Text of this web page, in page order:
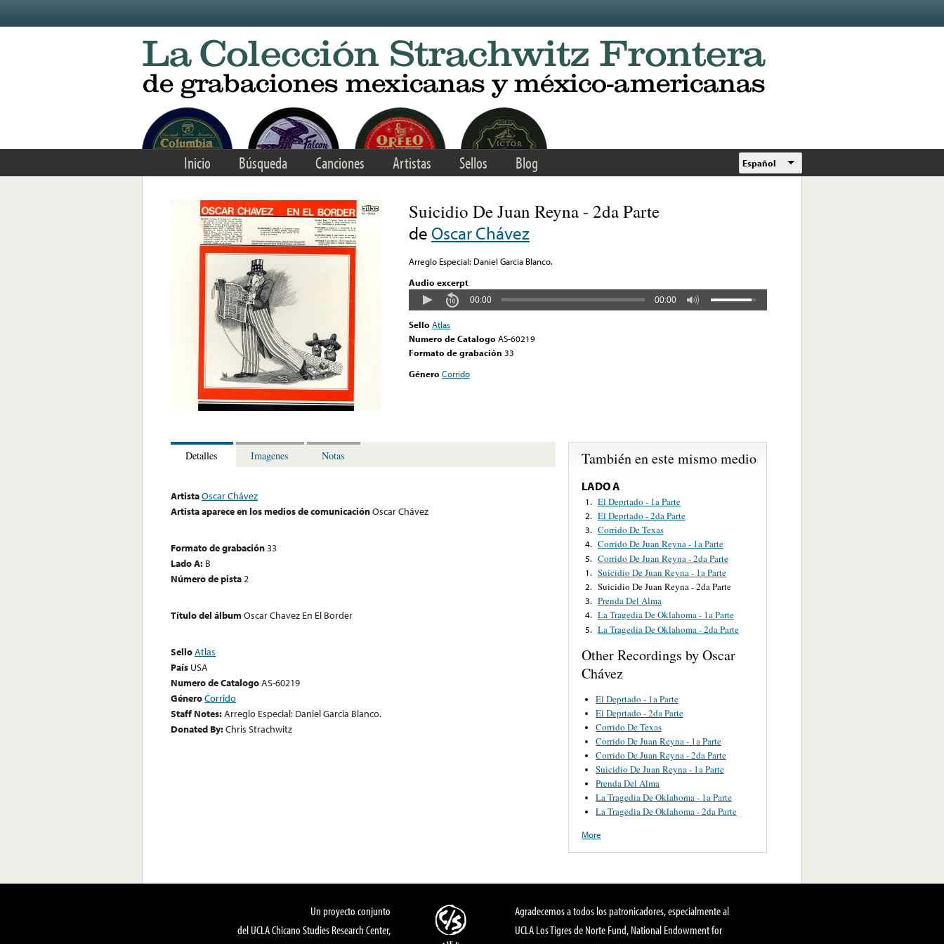
Inicio Búsqueda Canciones Artistas Sellos Blog Español
Suicidio De Juan Reyna - 2da Parte
de Oscar Chávez
Arreglo Especial: Daniel Garcia Blanco.
Audio excerpt
00:00 00:00
Sello Atlas
Numero de Catalogo AS-60219
Formato de grabación 33
Género Corrido
Detalles Imagenes Notas
ArtistaOscar Chávez
Artista aparece en los medios de comunicaciónOscar Chávez
Formato de grabación33
Lado A: B
Número de pista2
Título del álbumOscar Chavez En El Border
SelloAtlas
País USA
Numero de CatalogoAS-60219
GéneroCorrido
Staff Notes:Arreglo Especial: Daniel Garcia Blanco.
Donated By:Chris Strachwitz
También en este mismo medio
LADO A
1. El Deprtado - 1a Parte
2. El Deprtado - 2da Parte
3. Corrido De Texas
4. Corrido De Juan Reyna - 1a Parte
5. Corrido De Juan Reyna - 2da Parte
1. Suicidio De Juan Reyna - 1a Parte
2. Suicidio De Juan Reyna - 2da Parte
3. Prenda Del Alma
4. La Tragedia De Oklahoma - 1a Parte
5. La Tragedia De Oklahoma - 2da Parte
Other Recordings by Oscar
Chávez
El Deprtado - 1a Parte
El Deprtado - 2da Parte
Corrido De Texas
Corrido De Juan Reyna - 1a Parte
Corrido De Juan Reyna - 2da Parte
Suicidio De Juan Reyna - 1a Parte
Prenda Del Alma
La Tragedia De Oklahoma - 1a Parte
La Tragedia De Oklahoma - 2da Parte
More
Un proyecto conjunto
del UCLA Chicano Studies Research Center,
Agradecemos a todos los patronicadores, especialmente al
UCLA Los Tigres de Norte Fund, National Endowment for